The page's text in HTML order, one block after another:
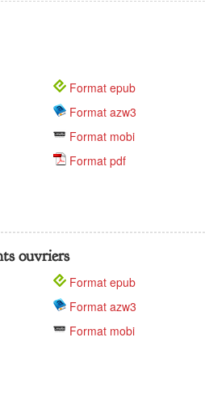
Format epub
Format azw3
Format mobi
Format pdf
ouvriers
Format epub
Format azw3
Format mobi